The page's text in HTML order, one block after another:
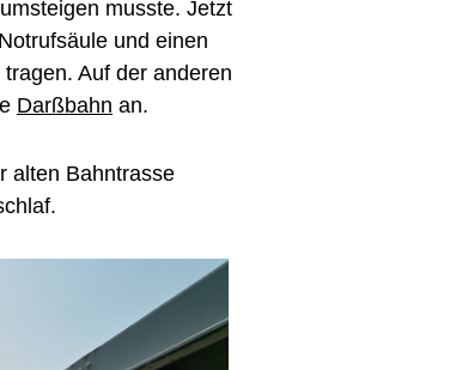
musste. Jetzt
und einen
Auf der anderen
Darßbahn an.
alten Bahntrasse